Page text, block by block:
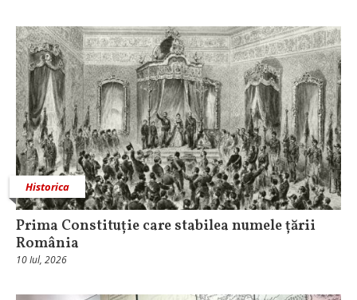
Historica
Prima Constituție care stabilea numele țării
România
10 Iul, 2026